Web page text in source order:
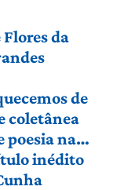
da
de
coletânea
poesia na
inédito